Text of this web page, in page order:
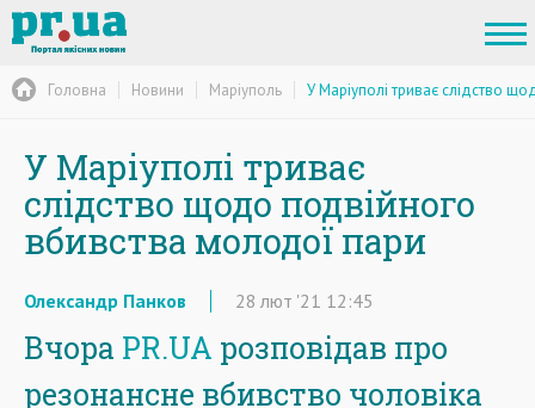
Головна Новини Маріуполь У Маріуполі триває слідство
У Маріуполі триває
слідство щодо подвійного
вбивства молодої пари
Олександр Панков 28 лют '21 12:45
Вчора PR.UA розповідав про
резонансне вбивство чоловіка